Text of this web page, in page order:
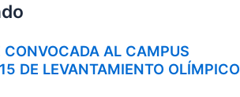
CONVOCADA AL CAMPUS
DE LEVANTAMIENTO OLÍMPICO